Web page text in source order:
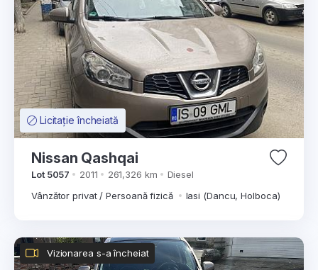
Licitație încheiată
Nissan Qashqai
Lot 5057 2011 261,326 km
Diesel
Vânzător privat / Persoană fizică
Iasi (Dancu, Holboca)
Vizionarea s-a încheiat